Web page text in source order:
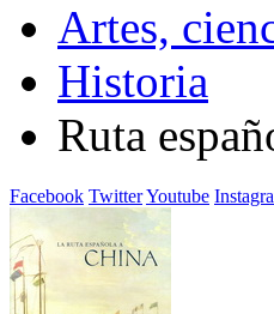
Artes,
Historia
Ruta
Facebook TwitterYoutube